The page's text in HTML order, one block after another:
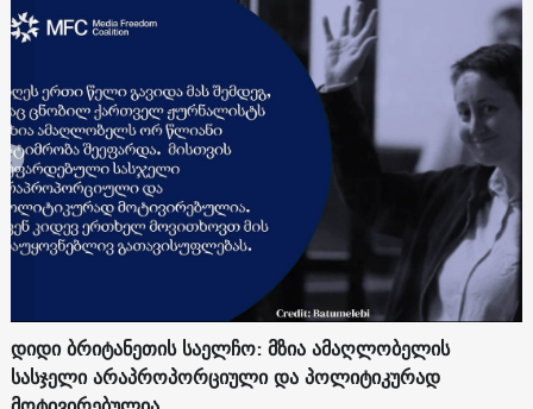
დიდი ბრიტანეთის საელჩო: მზია ამაღლობელის
სასჯელი არაპროპორციული და პოლიტიკურად